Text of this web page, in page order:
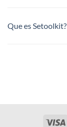
Que es Setoolkit?